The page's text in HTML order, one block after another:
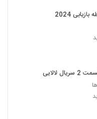
2024
لالایی